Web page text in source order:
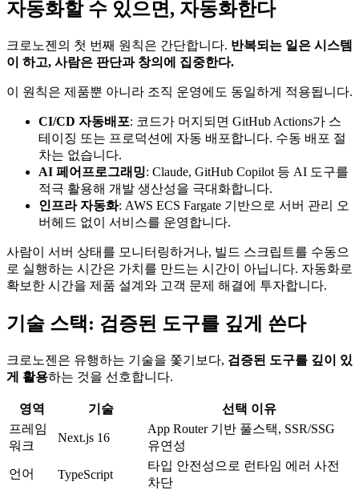
자동화할 수 있으면, 자동화한다
크로노젠의 첫 번째 원칙은 간단합니다. 반복되는 일은 시스템
이 하고, 사람은 판단과 창의에 집중한다.
이 원칙은 제품뿐 아니라 조직 운영에도 동일하게 적용됩니다.
CI/CD 자동배포: 코드가 머지되면 GitHub Actions가 스
테이징 또는 프로덕션에 자동 배포합니다. 수동 배포 절
차는 없습니다.
AI 페어프로그래밍: Claude, GitHub Copilot 등 AI 도구를
적극 활용해 개발 생산성을 극대화합니다.
인프라 자동화: AWS ECS Fargate 기반으로 서버 관리 오
버헤드 없이 서비스를 운영합니다.
사람이 서버 상태를 모니터링하거나, 빌드 스크립트를 수동으
로 실행하는 시간은 가치를 만드는 시간이 아닙니다. 자동화로
확보한 시간을 제품 설계와 고객 문제 해결에 투자합니다.
기술 스택: 검증된 도구를 깊게 쓴다
크로노젠은 유행하는 기술을 쫓기보다, 검증된 도구를 깊이 있
게 활용하는 것을 선호합니다.
영역 기술
선택 이유
프레임
워크
Next.js 16
App Router 기반 풀스택, SSR/SSG
유연성
언어 TypeScript
타입 안전성으로 런타임 에러 사전
차단